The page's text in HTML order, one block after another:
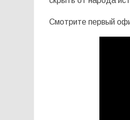
Смотрите первый